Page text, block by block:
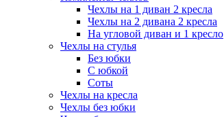
Чехлы на 1 диван 2 кресла
Чехлы на 2 дивана 2 кресла
На угловой диван и 1 кресло
Чехлы на стулья
Без юбки
С юбкой
Соты
Чехлы на кресла
Чехлы без юбки